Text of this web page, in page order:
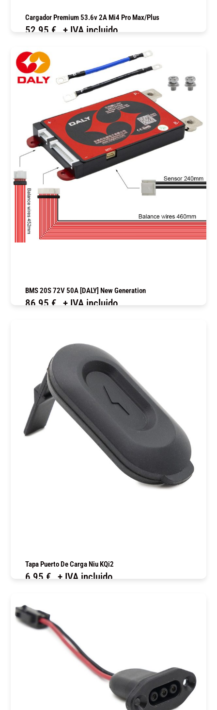
Cargador Premium 53.6v 2A Mi4 Pro Max/Plus
52,95 € + IVA incluido
BMS 20S 72V 50A [DALY] New Generation
86,95 € + IVA incluido
Tapa Puerto De Carga Niu KQi2
6,95 € + IVA incluido